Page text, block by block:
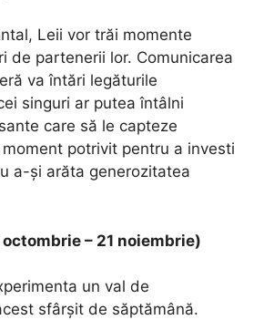
Leii vor trăi momente
de partenerii lor. Comunicarea
va întări legăturile
singuri ar putea întâlni
care să le capteze
potrivit pentru a investi
a-și arăta generozitatea
– 21 noiembrie)
un val de
sfârșit de săptămână.